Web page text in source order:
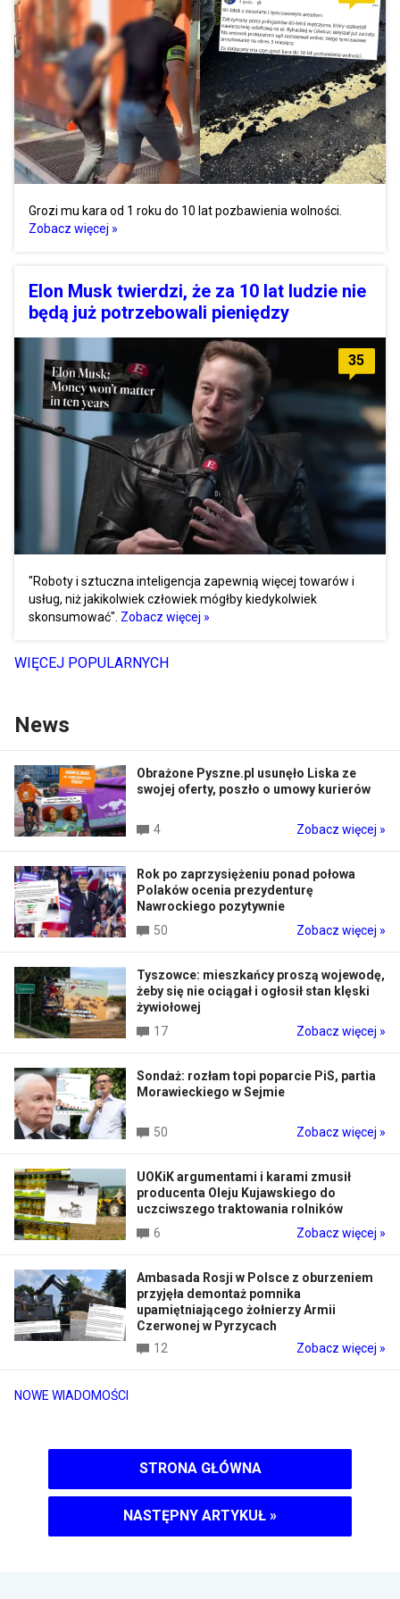
Grozi mu kara od 1 roku do 10 lat pozbawienia wolności.
Zobacz więcej »
Elon Musk twierdzi, że za 10 lat ludzie nie
będą już potrzebowali pieniędzy
35
"Roboty i sztuczna inteligencja zapewnią więcej towarów i
usług, niż jakikolwiek człowiek mógłby kiedykolwiek
skonsumować". Zobacz więcej »
WIĘCEJ POPULARNYCH
News
NOWE WIADOMOŚCI
Obrażone Pyszne.pl usunęło Liska ze
swojej oferty, poszło o umowy kurierów
4 Zobacz więcej »
Rok po zaprzysiężeniu ponad połowa
Polaków ocenia prezydenturę
Nawrockiego pozytywnie
50
Zobacz więcej »
Tyszowce: mieszkańcy proszą wojewodę,
żeby się nie ociągał i ogłosił stan klęski
żywiołowej
17
Zobacz więcej »
Sondaż: rozłam topi poparcie PiS, partia
Morawieckiego w Sejmie
50 Zobacz więcej »
UOKiK argumentami i karami zmusił
producenta Oleju Kujawskiego do
uczciwszego traktowania rolników
6
Zobacz więcej »
Ambasada Rosji w Polsce z oburzeniem
przyjęła demontaż pomnika
upamiętniającego żołnierzy Armii
Czerwonej w Pyrzycach
12
Zobacz więcej »
STRONA GŁÓWNA
NASTĘPNY ARTYKUŁ »